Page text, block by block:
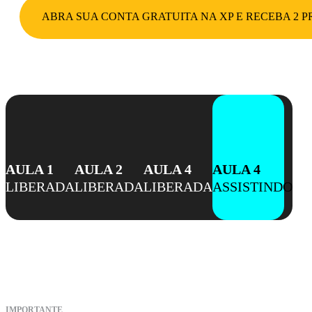
ABRA SUA CONTA GRATUITA NA XP E RECEBA 2
AULA 1
LIBERADA
AULA 2
LIBERADA
AULA 4
LIBERADA
AULA 4
ASSISTINDO